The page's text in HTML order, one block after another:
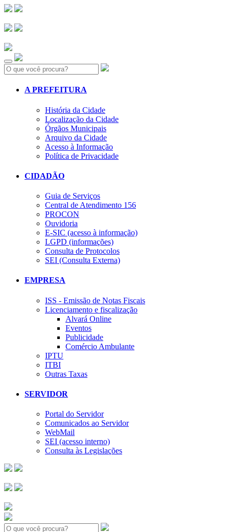
Search:
A PREFEITURA
História da Cidade
Localização da Cidade
Órgãos Municipais
Arquivo da Cidade
Acesso à Informação
Política de Privacidade
CIDADÃO
Guia de Serviços
Central de Atendimento 156
PROCON
Ouvidoria
E-SIC (acesso à informação)
LGPD (informações)
Consulta de Protocolos
SEI (Consulta Externa)
EMPRESA
ISS - Emissão de Notas Fiscais
Licenciamento e fiscalização
Alvará Online
Eventos
Publicidade
Comércio Ambulante
IPTU
ITBI
Outras Taxas
SERVIDOR
Portal do Servidor
Comunicados ao Servidor
WebMail
SEI (acesso interno)
Consulta às Legislações
Search: